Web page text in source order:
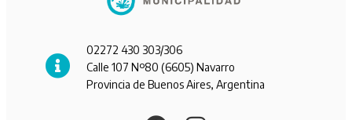
02272 430 303/306
Calle 107 Nº80 (6605) Navarro
Provincia de Buenos Aires, Argentina